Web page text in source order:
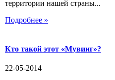
территории нашей страны...
Подробнее »
Кто такой этот «Мувинг»?
22-05-2014